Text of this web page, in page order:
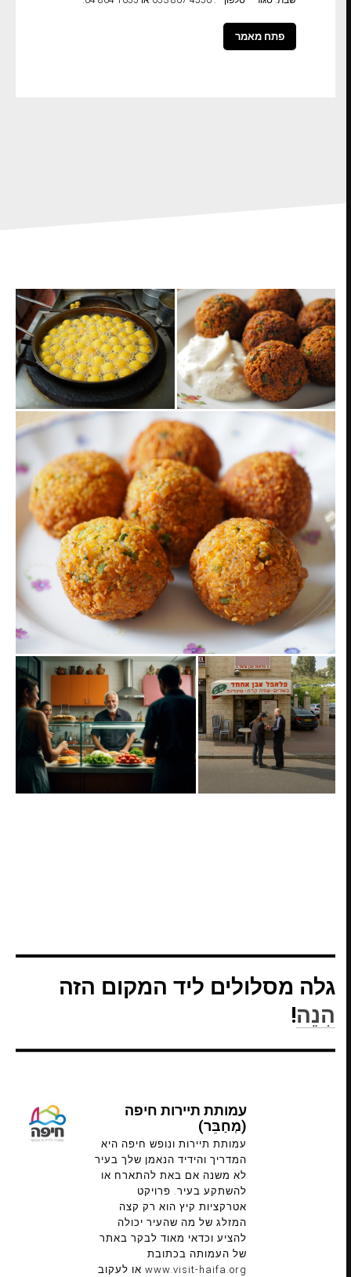
פתח מאמר
גלה מסלולים ליד המקום הזה
הִנֵה!
עמותת תיירות חיפה
(מְחַבֵּר)
עמותת תיירות ונופש חיפה היא
המדריך והידיד הנאמן שלך בעיר
לא משנה אם באת להתארח או
להשתקע בעיר. פרויקט
אטרקציות קיץ הוא רק קצה
המזלג של מה שהעיר יכולה
להציע וכדאי מאוד לבקר באתר
של העמותה בכתובת
www.visit-haifa.org או לעקוב